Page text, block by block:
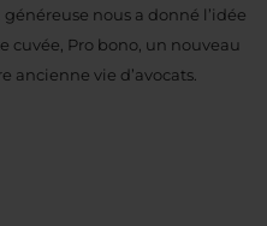
nous a donné l’idée
cuvée, Pro bono, un nouveau
ancienne vie d’avocats.